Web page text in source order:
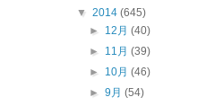
▼ 2014 (645)
► 12月(40)
► 11月(39)
► 10月(46)
►9月(54)